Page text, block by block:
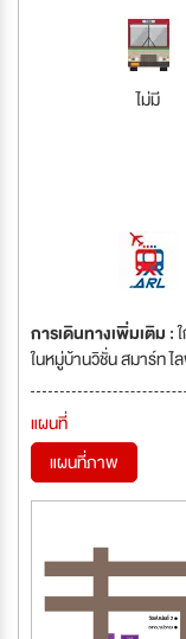
ไม่มี
การเดินทางเพิ่มเติม :
ในหมู่บ้านวิชั่น สมาร์ท ไ
แผนที่
แผนที่ภาพ